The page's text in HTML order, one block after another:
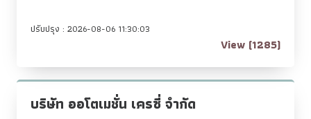
ปรับปรุง : 2026-08-06 11:30:03
View (1285)
บริษัท ออโตเมชั่น เครซี่ จำกัด